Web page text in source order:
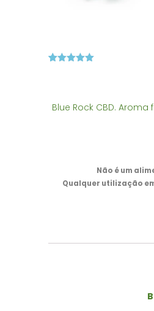
classificação
de cliente
Blue Rock CBD.
Não é um
Qualquer utilização